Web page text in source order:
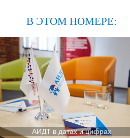
В ЭТОМ НОМЕРЕ:
АИДТ в датах и цифрах